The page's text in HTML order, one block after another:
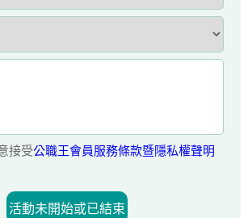
接受公職王會員服務條款暨隱私權聲明
活動未開始或已結束